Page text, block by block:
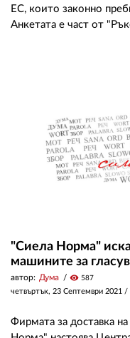
ЕС, които законно
Анкетата е част от
"Сиела Норма"
машините за
автор: Дума visibility 587
четвъртък, 23 Септември 2021 /
Фирмата за доставка